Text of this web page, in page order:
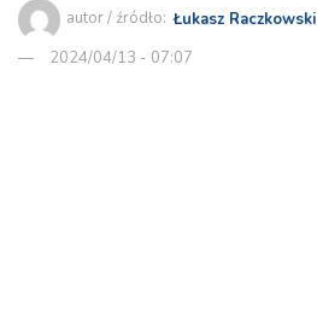
autor / źródło: Łukasz Raczkowski
2024/04/13 - 07:07